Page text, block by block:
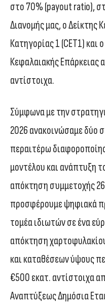
στο 70% (payout ratio),
Διανομής μας, ο
Κατηγορίας 1 (CET1) και
Κεφαλαιακής Επάρκειας
αντίστοιχα.
Σύμφωνα με την
2026 ανακοινώσαμε δύο
περαιτέρω
μοντέλου και ανάπτυξη
απόκτηση συμμετοχής
προσφέρουμε ψηφιακά
τομέα ιδιωτών σε ένα
απόκτηση
και καταθέσεων ύψους
€500 εκατ. αντίστοιχα
Αναπτύξεως Δημόσια